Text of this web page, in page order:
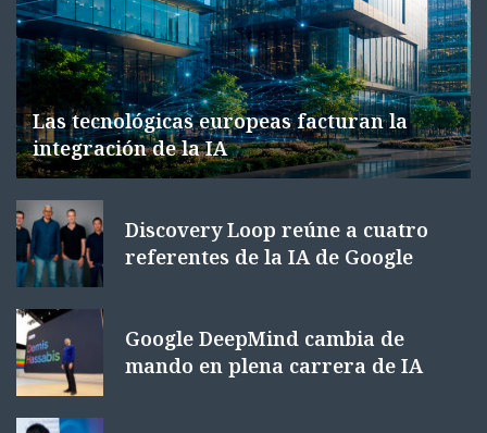
Las tecnológicas europeas facturan la
integración de la IA
Discovery Loop reúne a cuatro
referentes de la IA de Google
Google DeepMind cambia de
mando en plena carrera de IA